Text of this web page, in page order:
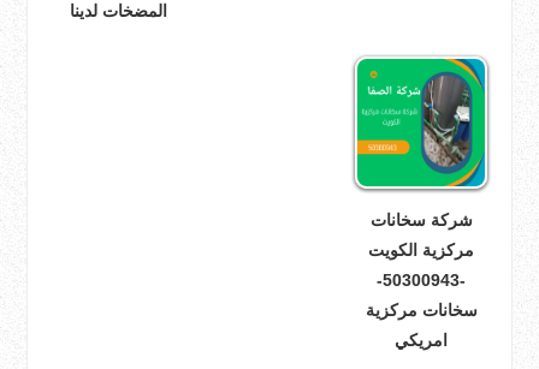
المضخات لدينا
شركة سخانات
مركزية الكويت
-50300943-
سخانات مركزية
امريكي